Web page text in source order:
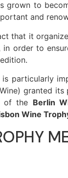
grown to
and
that it
in order to
particularly
granted
of the Berlin
Wine